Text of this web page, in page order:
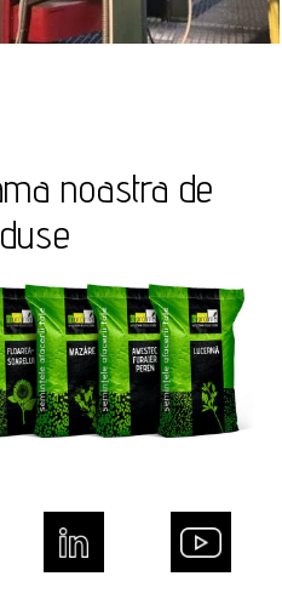
noastra de